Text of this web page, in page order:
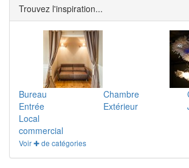
Trouvez l'inspiration...
Bureau Chambre
Entrée
Extérieur
Local
commercial
Voir ✚ de catégories